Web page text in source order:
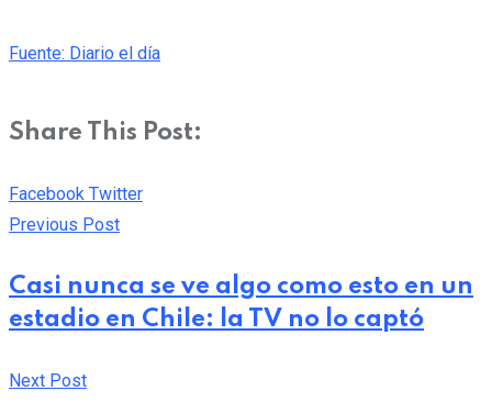
Fuente: Diario el día
Share This Post:
Facebook TwitterPinterest
Whatsapp
Cloud
StumbleUpon
Print
Share
Previous Post
Casi nunca se ve algo como esto en un
estadio en Chile: la TV no lo captó
Next Post